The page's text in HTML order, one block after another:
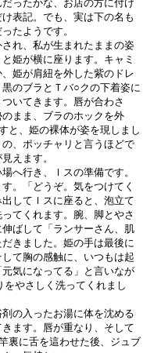
ったかな、お店の方に付け
表記。でも、実は下の名も
たようです。
れ、私が生まれたままの姿
姫が横に座ります。キャミ
姫が肩紐を外した紫のドレ
のブラとＴバ○クの下着姿に
いてきます。唇が合わさ
まま、ブラのホックを外
と、姫の裸体が姿を現しまし
、ポッチャリと言うほどで
えます。
へ行き、Ｉスの準備です。
。「どうぞ。気をつけてく
してＩスに座ると、泡立て
てくれます。腕、脚とやさ
ばして「ランサーさん、肌
きました。姫の手は最後に
て胸の感触に、いつもは起
気になってる」と言いなが
やさしく洗ってくれまし
の入ったお湯に体を沈める
ます。唇が重なり、そして
裏に舌を這わせた後、ジュブ